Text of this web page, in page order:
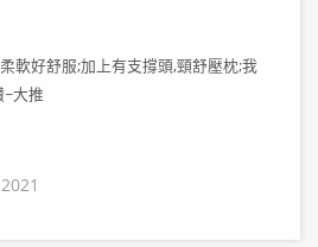
軟好舒服;加上有支撐頭,頸舒壓枕;我
大推